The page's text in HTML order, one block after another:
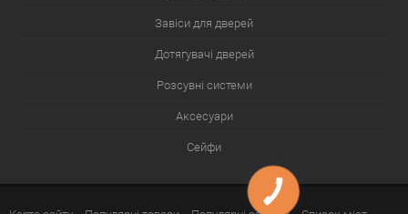
Завіси для дверей
Дотягувачі дверей
Розсувні системи
Аксесуари
Сейфи